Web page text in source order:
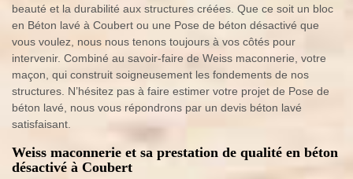
beauté et la durabilité aux structures créées. Que ce soit un bloc
en Béton lavé à Coubert ou une Pose de béton désactivé que
vous voulez, nous nous tenons toujours à vos côtés pour
intervenir. Combiné au savoir-faire de Weiss maconnerie, votre
maçon, qui construit soigneusement les fondements de nos
structures. N’hésitez pas à faire estimer votre projet de Pose de
béton lavé, nous vous répondrons par un devis béton lavé
satisfaisant.
Weiss maconnerie et sa prestation de qualité en béton
désactivé à Coubert